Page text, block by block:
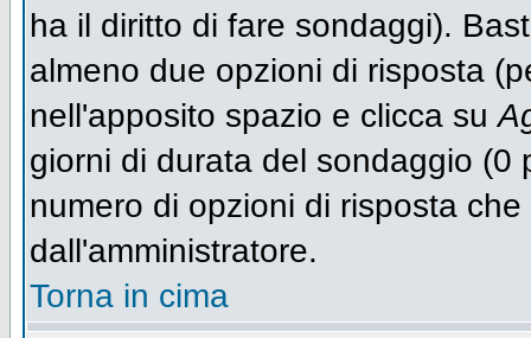
ha il diritto di fare sondaggi).
almeno due opzioni di risposta
nell'apposito spazio e clicca su
giorni di durata del sondaggio
numero di opzioni di risposta
dall'amministratore.
Torna in cima